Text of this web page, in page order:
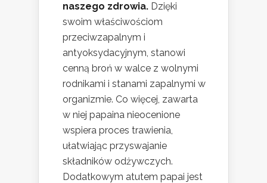
naszego zdrowia. Dzięki
swoim właściwościom
przeciwzapalnym i
antyoksydacyjnym, stanowi
cenną broń w walce z wolnymi
rodnikami i stanami zapalnymi w
organizmie. Co więcej, zawarta
w niej papaina nieocenione
wspiera proces trawienia,
ułatwiając przyswajanie
składników odżywczych.
Dodatkowym atutem papai jest